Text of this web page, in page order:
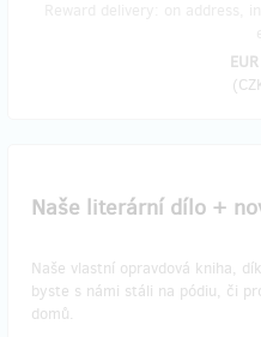
(
Naše literární dílo +
Naše vlastní opravdová kniha,
byste s námi stáli na pódiu, či
domů.